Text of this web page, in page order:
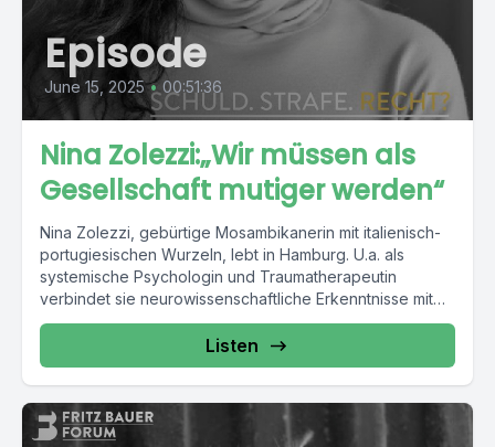
Episode
June 15, 2025 • 00:51:36
Nina Zolezzi:„Wir müssen als
Gesellschaft mutiger werden“
Nina Zolezzi, gebürtige Mosambikanerin mit italienisch-
portugiesischen Wurzeln, lebt in Hamburg. U.a. als
systemische Psychologin und Traumatherapeutin
verbindet sie neurowissenschaftliche Erkenntnisse mit
Führungskompetenz. Nach 30...
Listen